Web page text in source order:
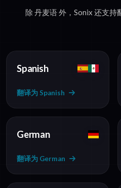
除 丹麦语 外，Sonix 还支持
Spanish
翻译为 Spanish
German
翻译为 German